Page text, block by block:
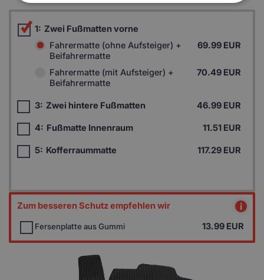
1: Zwei Fußmatten vorne
Fahrermatte (ohne Aufsteiger) +
Beifahrermatte
69.99 EUR
Fahrermatte (mit Aufsteiger) +
Beifahrermatte
70.49 EUR
3: Zwei hintere Fußmatten 46.99 EUR
4: Fußmatte Innenraum 11.51 EUR
5: Kofferraummatte 117.29 EUR
Zum besseren Schutz empfehlen wir i
Fersenplatte aus Gummi 13.99 EUR